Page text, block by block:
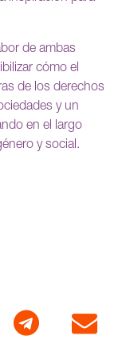
de ambas
cómo el
de los derechos
y un
en el largo
y social.
Telegram Correo